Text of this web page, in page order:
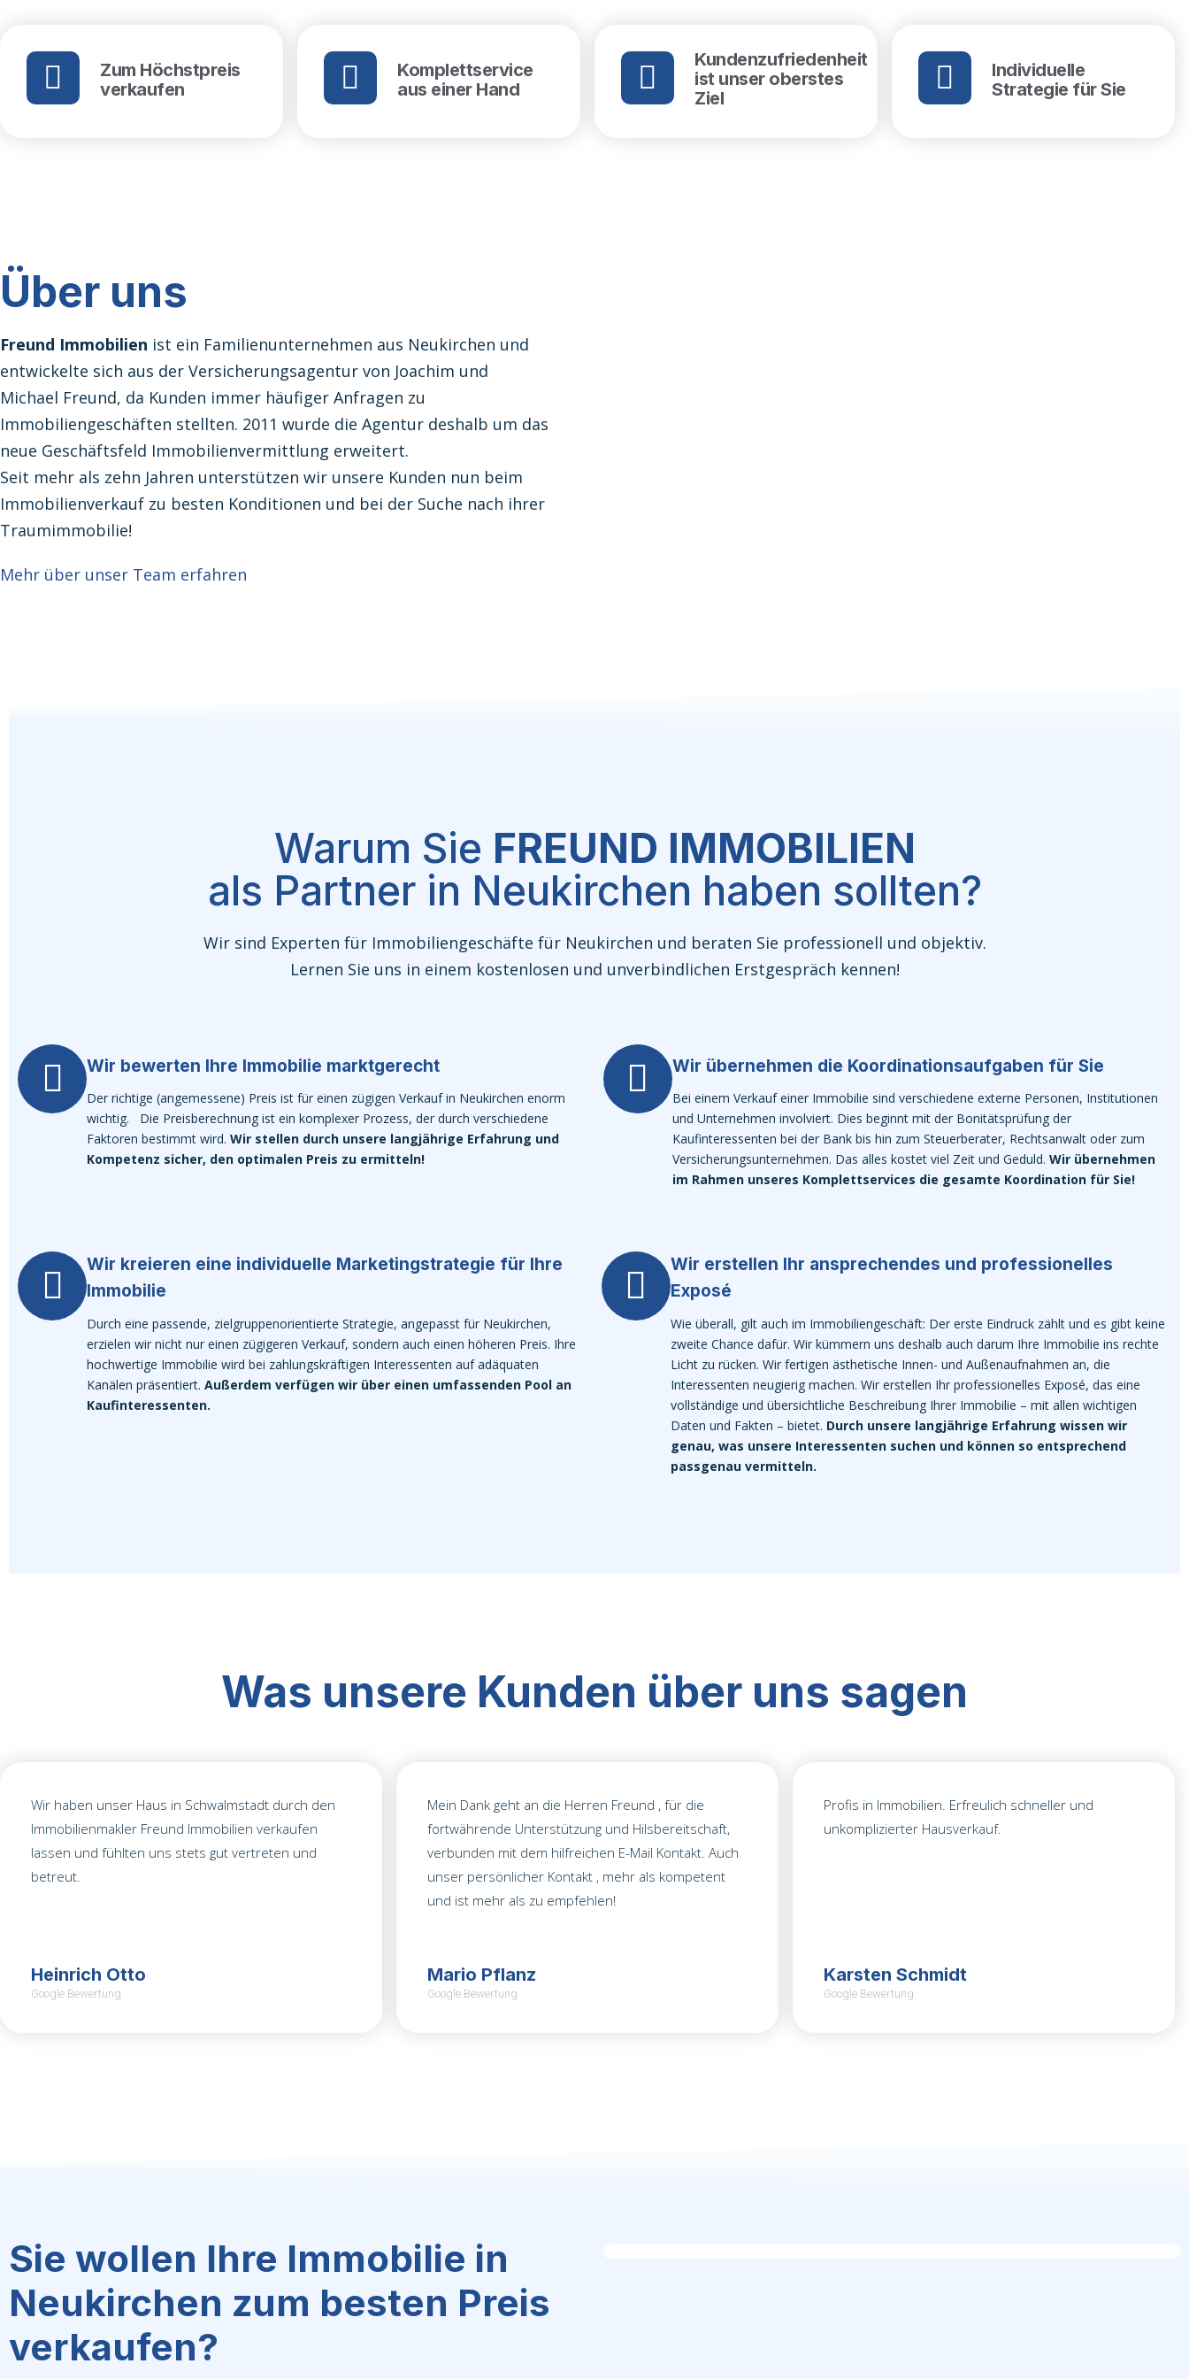
Zum Höchstpreis
verkaufen
Komplettservice
aus einer Hand
Kundenzufriedenheit
ist unser oberstes
Ziel
Individuelle
Strategie für Sie
Über uns
Freund Immobilien ist ein Familienunternehmen aus Neukirchen und
entwickelte sich aus der Versicherungsagentur von Joachim und
Michael Freund, da Kunden immer häufiger Anfragen zu
Immobiliengeschäften stellten. 2011 wurde die Agentur deshalb um das
neue Geschäftsfeld Immobilienvermittlung erweitert.
Seit mehr als zehn Jahren unterstützen wir unsere Kunden nun beim
Immobilienverkauf zu besten Konditionen und bei der Suche nach ihrer
Traumimmobilie!
Mehr über unser Team erfahren
Warum Sie FREUND IMMOBILIEN
als Partner in Neukirchen haben sollten?
Wir sind Experten für Immobiliengeschäfte für Neukirchen und beraten Sie professionell und objektiv.
Lernen Sie uns in einem kostenlosen und unverbindlichen Erstgespräch kennen!
Wir bewerten Ihre Immobilie marktgerecht
Der richtige (angemessene) Preis ist für einen zügigen Verkauf in Neukirchen enorm
wichtig. Die Preisberechnung ist ein komplexer Prozess, der durch verschiedene
Faktoren bestimmt wird. Wir stellen durch unsere langjährige Erfahrung und
Kompetenz sicher, den optimalen Preis zu ermitteln!
Wir übernehmen die Koordinationsaufgaben für Sie
Bei einem Verkauf einer Immobilie sind verschiedene externe Personen, Institutionen
und Unternehmen involviert. Dies beginnt mit der Bonitätsprüfung der
Kaufinteressenten bei der Bank bis hin zum Steuerberater, Rechtsanwalt oder zum
Versicherungsunternehmen. Das alles kostet viel Zeit und Geduld. Wir übernehmen
im Rahmen unseres Komplettservices die gesamte Koordination für Sie!
Wir kreieren eine individuelle Marketingstrategie für Ihre
Immobilie
Durch eine passende, zielgruppenorientierte Strategie, angepasst für Neukirchen,
erzielen wir nicht nur einen zügigeren Verkauf, sondern auch einen höheren Preis. Ihre
hochwertige Immobilie wird bei zahlungskräftigen Interessenten auf adäquaten
Kanälen präsentiert. Außerdem verfügen wir über einen umfassenden Pool an
Kaufinteressenten.
Wir erstellen Ihr ansprechendes und professionelles
Exposé
Wie überall, gilt auch im Immobiliengeschäft: Der erste Eindruck zählt und es gibt keine
zweite Chance dafür. Wir kümmern uns deshalb auch darum Ihre Immobilie ins rechte
Licht zu rücken. Wir fertigen ästhetische Innen- und Außenaufnahmen an, die
Interessenten neugierig machen. Wir erstellen Ihr professionelles Exposé, das eine
vollständige und übersichtliche Beschreibung Ihrer Immobilie – mit allen wichtigen
Daten und Fakten – bietet. Durch unsere langjährige Erfahrung wissen wir
genau, was unsere Interessenten suchen und können so entsprechend
passgenau vermitteln.
Was unsere Kunden über uns sagen
Wir haben unser Haus in Schwalmstadt durch den
Immobilienmakler Freund Immobilien verkaufen
lassen und fühlten uns stets gut vertreten und
betreut.
Heinrich Otto
Google Bewertung
Mein Dank geht an die Herren Freund , für die
fortwährende Unterstützung und Hilsbereitschaft,
verbunden mit dem hilfreichen E-Mail Kontakt. Auch
unser persönlicher Kontakt , mehr als kompetent
und ist mehr als zu empfehlen!
Mario Pflanz
Google Bewertung
Profis in Immobilien. Erfreulich schneller und
unkomplizierter Hausverkauf.
Karsten Schmidt
Google Bewertung
Sie wollen Ihre Immobilie in
Neukirchen zum besten Preis
verkaufen?